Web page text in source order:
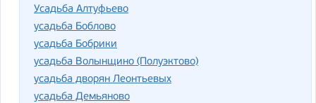
Усадьба Алтуфьево
усадьба Боблово
усадьба Бобрики
усадьба Волынщино (Полуэктово)
усадьба дворян Леонтьевых
усадьба Демьяново